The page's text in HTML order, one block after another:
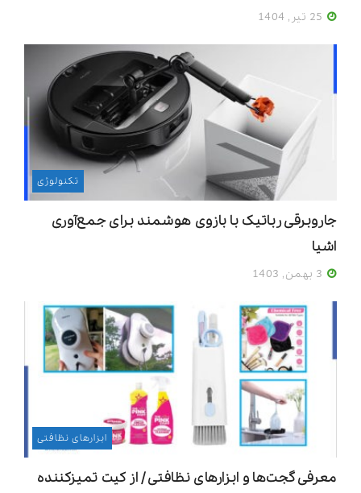
تکنولوژی
جاروبرقی رباتیک با بازوی هوشمند برای جمع‌آوری
اشیا
ابزارهای نظافتی
معرفی گجت‌ها و ابزارهای نظافتی / از کیت تمیزکننده